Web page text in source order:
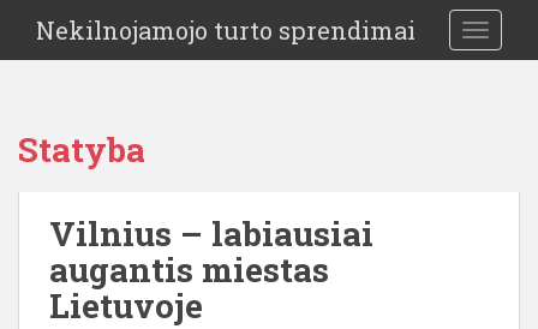
Nekilnojamojo turto sprendimai
Statyba
Vilnius – labiausiai
augantis miestas
Lietuvoje